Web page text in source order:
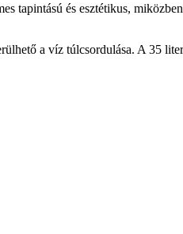
tapintású és esztétikus,
a víz túlcsordulása. A 35